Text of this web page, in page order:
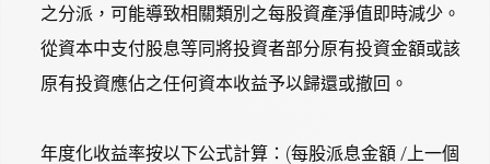
之分派，可能導致相關類別之每股資產淨值即時減少。
從資本中支付股息等同將投資者部分原有投資金額或該
原有投資應佔之任何資本收益予以歸還或撤回。
年度化收益率按以下公式計算：(每股派息金額 /上一個